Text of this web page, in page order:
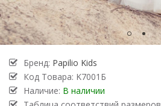
Бренд: Papilio Kids
Код Товара: K7001Б
Наличие: В наличии